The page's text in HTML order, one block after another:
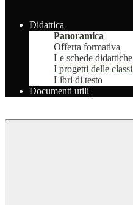
Didattica
Panoramica
Offerta formativa
Le schede didattiche
I progetti delle classi
Libri di testo
Documenti utili